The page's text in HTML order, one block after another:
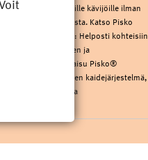
– myös satunnaisille kävijöille ilman
Katso Pisko
esittelyvideo: Helposti kohteisiin
modulaarinen ja
ratkaisu Pisko®
on modulaarinen kaidejärjestelmä,
koostuu muutamasta